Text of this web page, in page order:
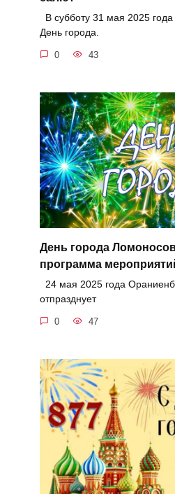
В субботу 31 мая 2025
День города.
0 43
День города
программа
24 мая 2025 года
отпразднует
0 47